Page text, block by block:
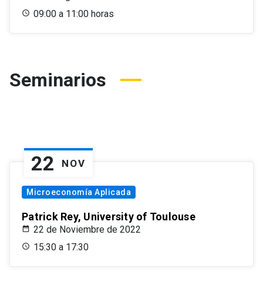
09:00 a 11:00 horas
Seminarios
22 NOV
Microeconomía Aplicada
Patrick Rey, University of Toulouse
22 de Noviembre de 2022
15:30 a 17:30